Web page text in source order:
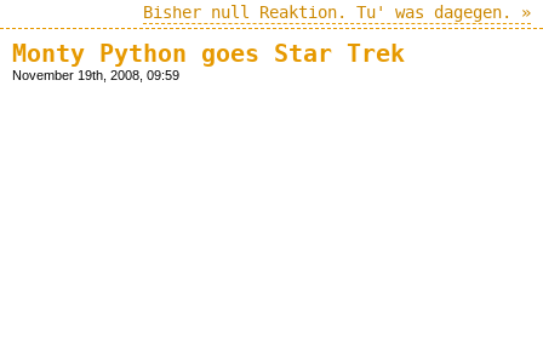
Bisher null Reaktion. Tu' was dagegen. »
Monty Python goes Star Trek
November 19th, 2008, 09:59